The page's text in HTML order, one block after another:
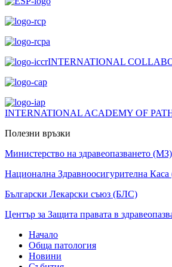
INTERNATIONAL
INTERNATIONAL ACADEMY OF
Полезни връзки
Министерство на здравеопазването (МЗ)
Национална Здравноосигурителна
Български Лекарски съюз (БЛС)
Център за Защита правата в
Начало
Обща патология
Новини